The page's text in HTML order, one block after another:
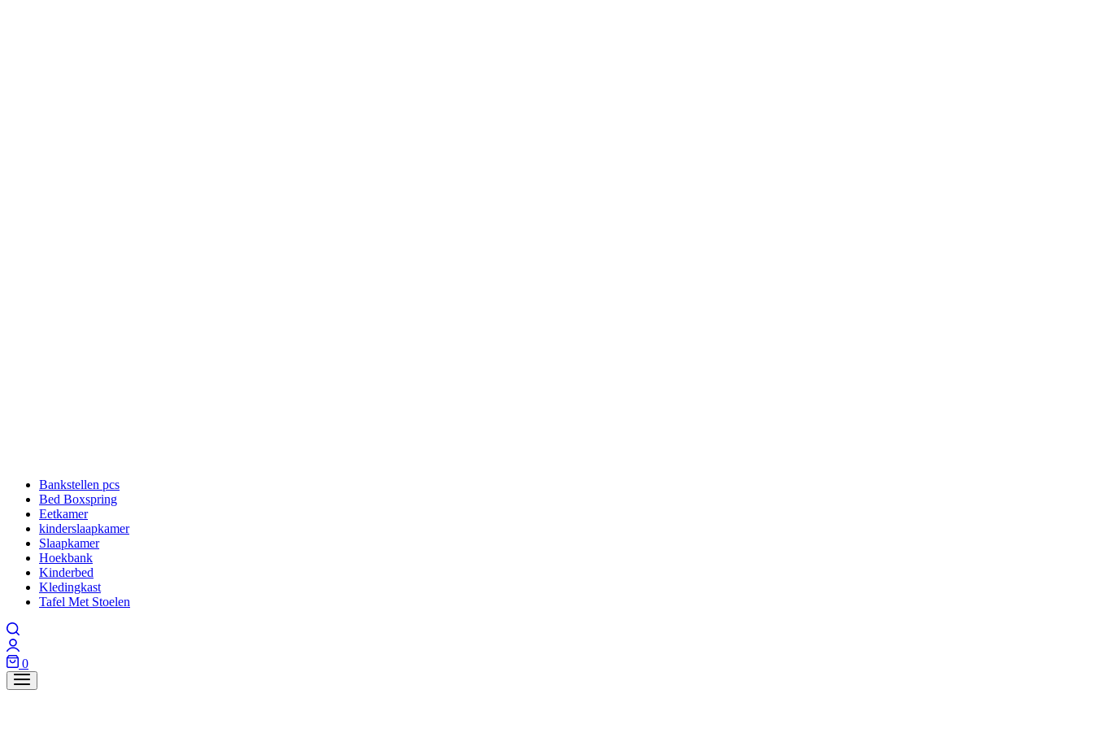
Bankstellen pcs
Bed Boxspring
Eetkamer
kinderslaapkamer
Slaapkamer
Hoekbank
Kinderbed
Kledingkast
Tafel Met Stoelen
0